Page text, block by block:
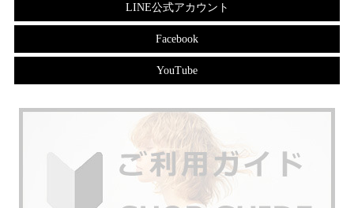
LINE公式アカウント
Facebook
YouTube